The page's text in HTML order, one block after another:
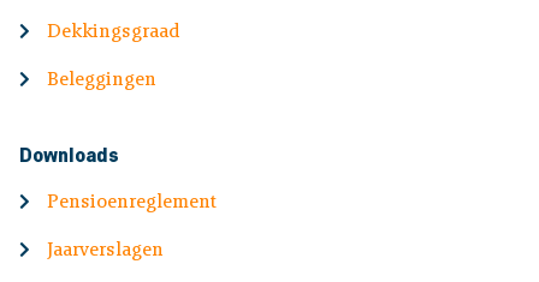
Dekkingsgraad
Beleggingen
Downloads
Pensioenreglement
Jaarverslagen